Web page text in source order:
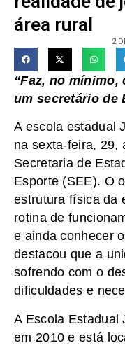
área rural
2
“Faz, no
um secretário de
A escola estadual
na sexta-feira, 29,
Secretaria de
Esporte (SEE). O
estrutura física da
rotina de
e ainda conhecer
destacou que a
sofrendo com o
dificuldades e
A Escola Estadual
em 2010 e está